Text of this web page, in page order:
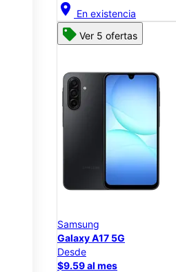
location_on En existencia
Ver 5 ofertas
Samsung
Galaxy A17 5G
Desde
$9.59 al mes